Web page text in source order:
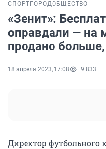
СПОРТ ГОРОДОБЩЕСТВО
«Зенит»:
оправдали — на
продано
18 апреля 2023, 17:08 9 833
Директор футбольного